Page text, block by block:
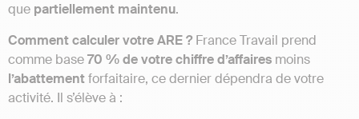
que partiellement maintenu.
Comment calculer votre ARE ? France Travail prend
comme base70 % de votre chiffre d’affaires moins
l’abattementforfaitaire, ce dernier dépendra de votre
activité. Il s’élève à :